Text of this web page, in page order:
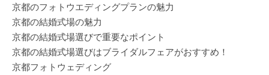
京都のフォトウエディングプランの魅力
京都の結婚式場の魅力
京都の結婚式場選びで重要なポイント
京都の結婚式場選びはブライダルフェアがおすすめ！
京都フォトウェディング